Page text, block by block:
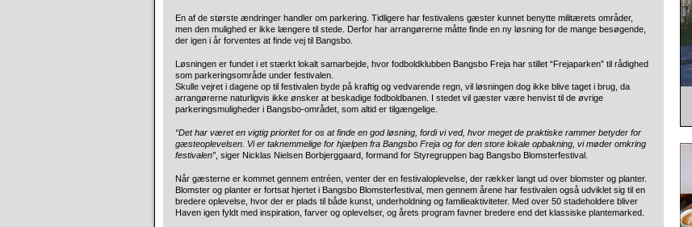
En af de største ændringer handler om parkering. Tidligere har festivalens gæster kunnet benytte militærets områder,
men den mulighed er ikke længere til stede. Derfor har arrangørerne måtte finde en ny løsning for de mange besøgende,
der igen i år forventes at finde vej til Bangsbo.
Løsningen er fundet i et stærkt lokalt samarbejde, hvor fodboldklubben Bangsbo Freja har stillet “Frejaparken” til rådighed
som parkeringsområde under festivalen.
Skulle vejret i dagene op til festivalen byde på kraftig og vedvarende regn, vil løsningen dog ikke blive taget i brug, da
arrangørerne naturligvis ikke ønsker at beskadige fodboldbanen. I stedet vil gæster være henvist til de øvrige
parkeringsmuligheder i Bangsbo-området, som altid er tilgængelige.
“Det har været en vigtig prioritet for os at finde en god løsning, fordi vi ved, hvor meget de praktiske rammer betyder for
gæsteoplevelsen. Vi er taknemmelige for hjælpen fra Bangsbo Freja og for den store lokale opbakning, vi møder omkring
festivalen” , siger Nicklas Nielsen Borbjerggaard, formand for Styregruppen bag Bangsbo Blomsterfestival.
Når gæsterne er kommet gennem entréen, venter der en festivaloplevelse, der rækker langt ud over blomster og planter.
Blomster og planter er fortsat hjertet i Bangsbo Blomsterfestival, men gennem årene har festivalen også udviklet sig til en
bredere oplevelse, hvor der er plads til både kunst, underholdning og familieaktiviteter. Med over 50 stadeholdere bliver
Haven igen fyldt med inspiration, farver og oplevelser, og årets program favner bredere end det klassiske plantemarked.